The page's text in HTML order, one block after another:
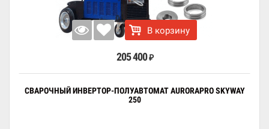
В корзину
205 400 ₽
СВАРОЧНЫЙ ИНВЕРТОР-ПОЛУАВТОМАТ AURORAPRO SKYWAY
250